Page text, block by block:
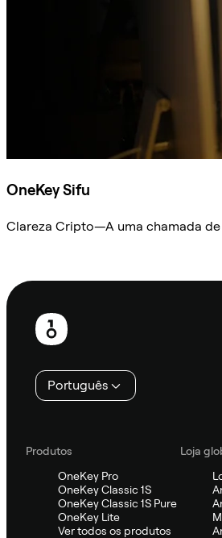
OneKey Sifu
Clareza Cripto—A uma chamada
Rodapé
Português
Produtos
OneKey Pro
OneKey Classic 1S
OneKey Classic 1S Pure
OneKey Lite
Ver todos os produtos
Loja